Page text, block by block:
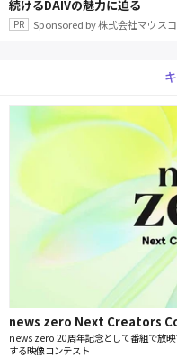
続けるDAIVの魅力に迫る
Sponsored by 株式会社マウス
news zero Next Creators
news zero 20周年記念として番組で放
する映像コンテスト